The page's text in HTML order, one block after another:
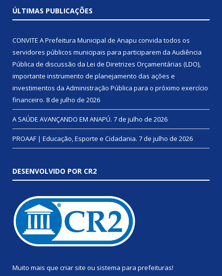
ÚLTIMAS PUBLICAÇÕES
CONVITE A Prefeitura Municipal de Anapu convida todos os
servidores públicos municipais para participarem da Audiência
Pública de discussão da Lei de Diretrizes Orçamentárias (LDO),
importante instrumento de planejamento das ações e
investimentos da Administração Pública para o próximo exercício
financeiro. 8 de julho de 2026
A SAÚDE AVANÇANDO EM ANAPÚ. 7 de julho de 2026
PROAAF | Educação, Esporte e Cidadania. 7 de julho de 2026
DESENVOLVIDO POR CR2
Muito mais que criar site ou sistema para prefeituras!